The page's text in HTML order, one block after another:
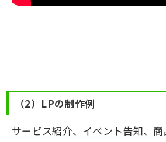
（2）LPの制作例
サービス紹介、イベント告知、